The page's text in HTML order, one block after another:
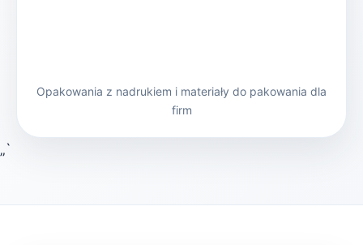
Opakowania z nadrukiem i materiały do pakowania dla
firm
„`